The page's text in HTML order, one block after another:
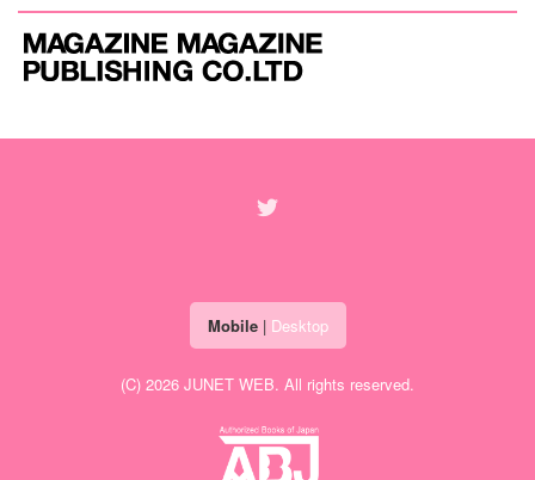
Mobile| Desktop
(C) 2026 JUNET WEB. All rights reserved.